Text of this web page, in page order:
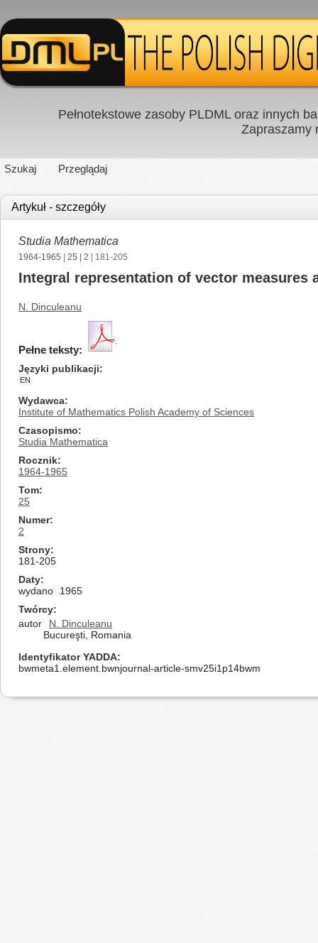
Pełnotekstowe zasoby PLDML oraz innych
Zapraszamy
Szukaj Przeglądaj
Artykuł - szczegóły
Studia Mathematica
1964-1965 25 2 | 181-205
Integral representation of vector measures
N. Dinculeanu
Pełne teksty:
Języki publikacji
EN
Wydawca
Institute of Mathematics Polish Academy of Sciences
Czasopismo
Studia Mathematica
Rocznik
1964-1965
Tom
25
Numer
2
Strony
181-205
Daty
wydano
1965
Twórcy
autor
N. Dinculeanu
Bucureşti, Romania
Identyfikator YADDA
bwmeta1.element.bwnjournal-article-smv25i1p14bwm